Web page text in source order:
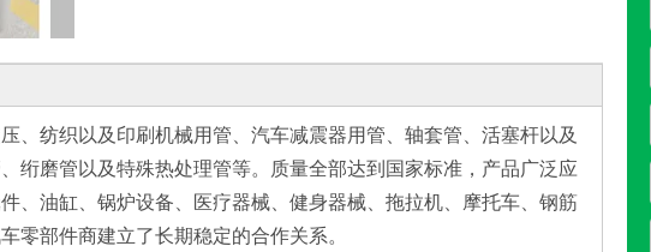
、纺织以及印刷机械用管、汽车减震器用管、轴套管、活塞杆以及
绗磨管以及特殊热处理管等。质量全部达到国家标准，产品广泛应
、油缸、锅炉设备、医疗器械、健身器械、拖拉机、摩托车、钢筋
零部件商建立了长期稳定的合作关系。